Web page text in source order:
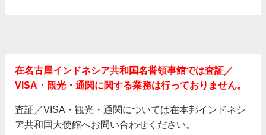
在名古屋インドネシア共和国名誉領事館では査証／
VISA・観光・通関に関する業務は行っておりません。
査証／VISA・観光・通関については在本邦インドネシ
ア共和国大使館へお問い合わせください。